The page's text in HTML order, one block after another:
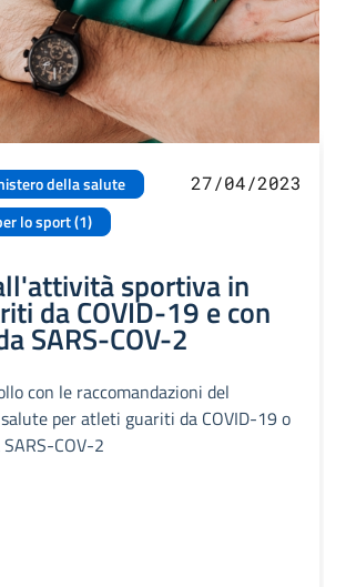
della salute
lo sport (1)
27/04/2023
sportiva in
da COVID-19 e con
SARS-COV-2
con le raccomandazioni del
per atleti guariti da COVID-19 o
COV-2